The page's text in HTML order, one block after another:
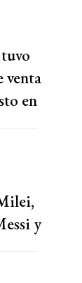
venta
en
y